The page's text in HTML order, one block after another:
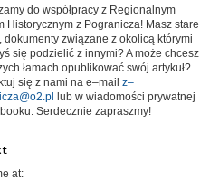
do współpracy z Regionalnym
Historycznym z Pogranicza! Masz stare
dokumenty związane z okolicą którymi
się podzielić z innymi? A może chcesz
łamach opublikować swój artykuł?
się z nami na e–mail z–
lub w wiadomości prywatnej
Serdecznie zapraszmy!
at: